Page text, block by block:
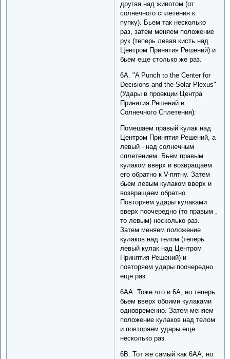
другая над животом (от
солнечного сплетения к
пупку). Бьем так несколько
раз, затем меняем положение
рук (теперь левая кисть над
Центром Принятия Решений) и
бьем еще столько же раз.
6A. "A Punch to the Center for
Decisions and the Solar Plexus"
(Удары в проекции Центра
Принятия Решений и
Солнечного Сплетения):
Помешаем правый кулак над
Центром Принятия Решений, а
левый - над солнечным
сплетением. Бьем правым
кулаком вверх и возвращаем
его обратно к V-пятну. Затем
бьем левым кулаком вверх и
возвращаем обратно.
Повторяем удары кулаками
вверх поочередно (то правым ,
то левым) несколько раз.
Затем меняем положение
кулаков над телом (теперь
левый кулак над Центром
Принятия Решений) и
повторяем удары поочередно
еще раз.
6AA. Тоже что и 6A, но теперь
бьем вверх обоими кулаками
одновременно. Затем меняем
положение кулаков над телом
и повторяем удары еще
несколько раз.
6B. Тот же самый как 6AA, но